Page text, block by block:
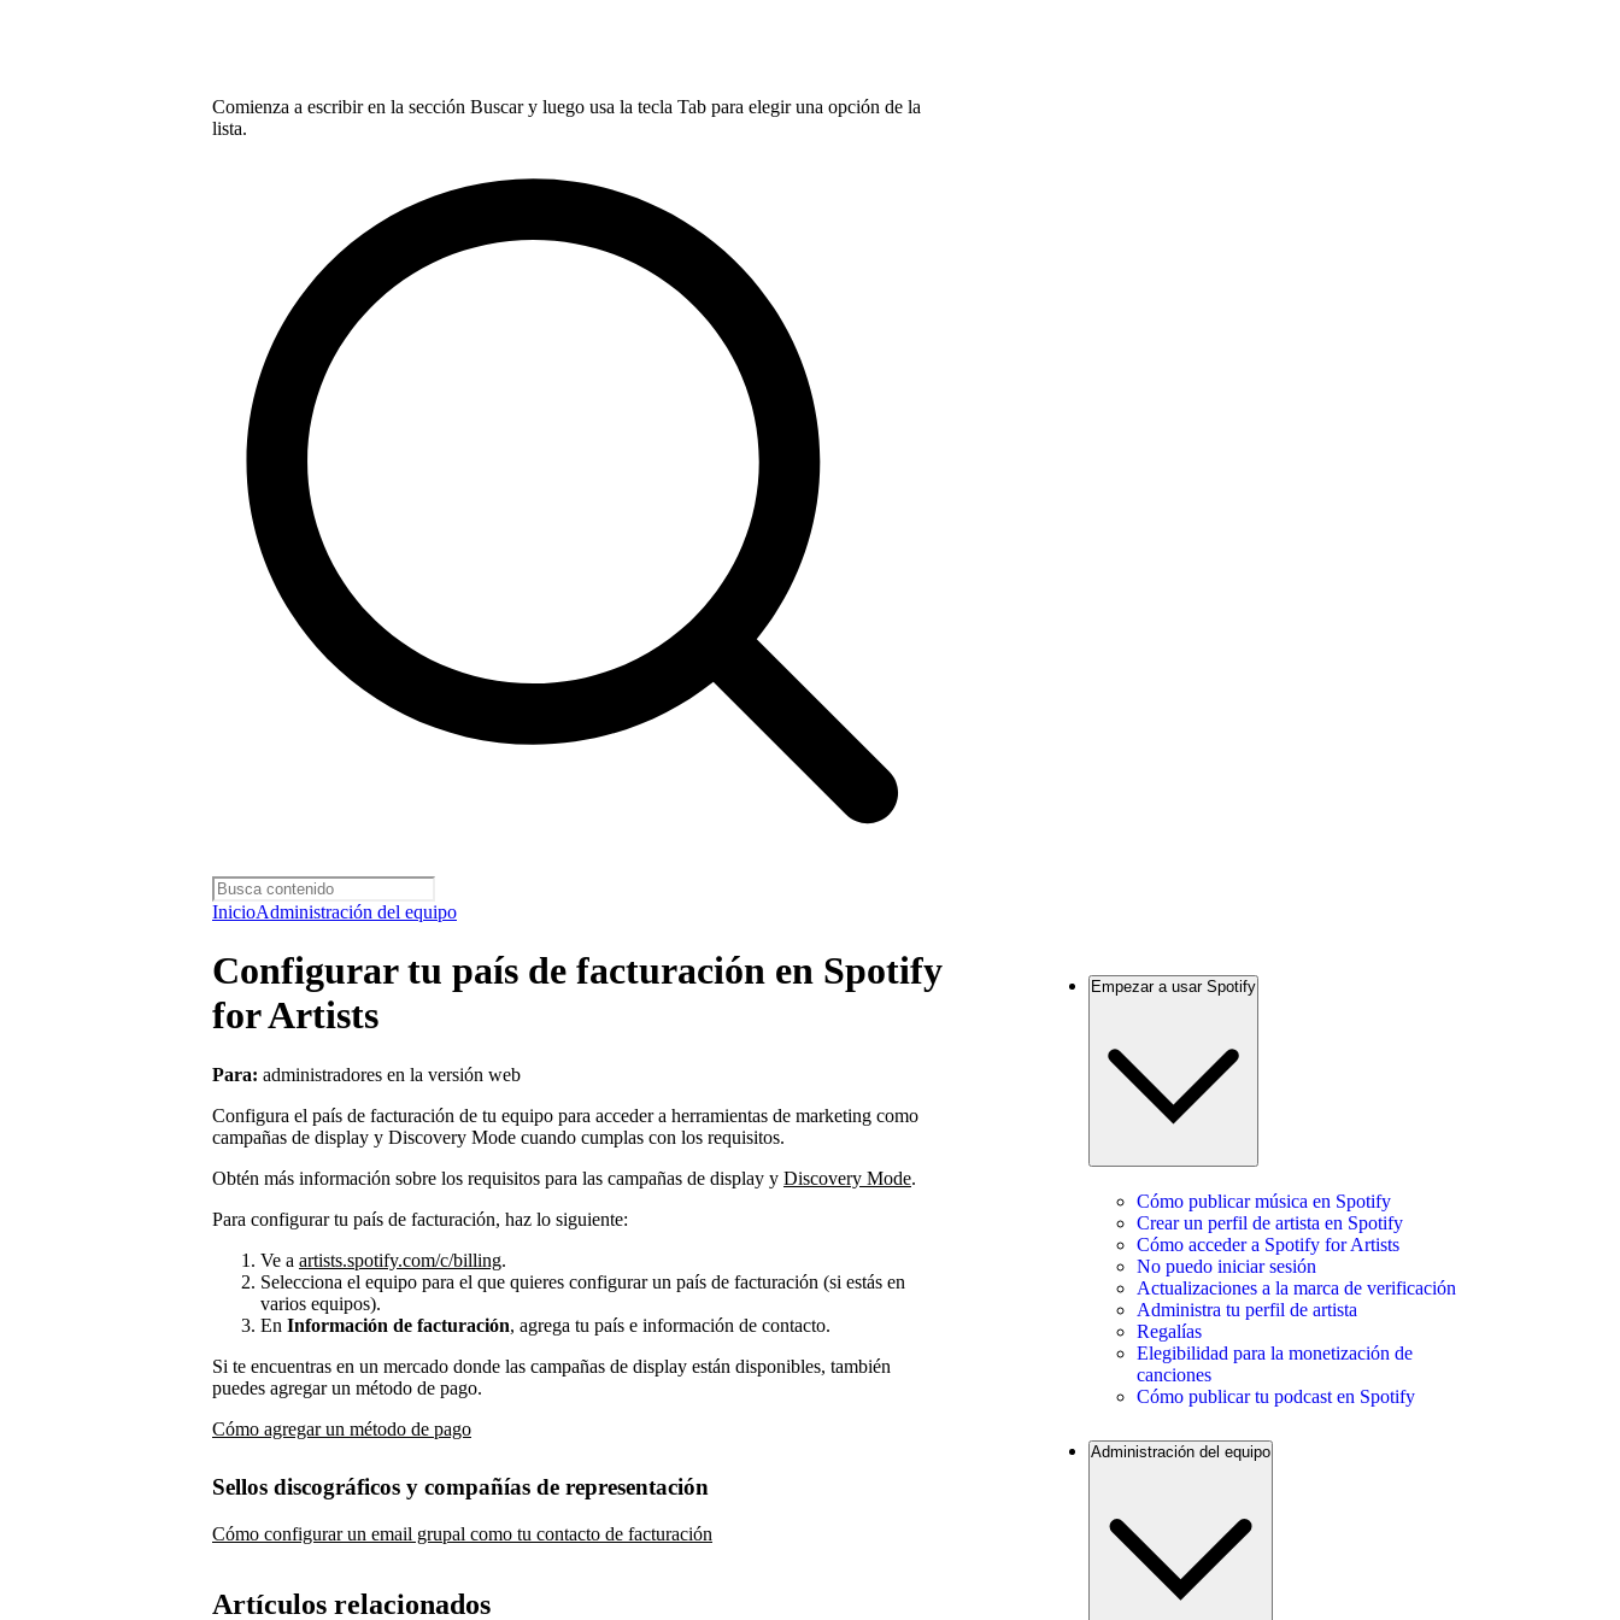
Comienza a escribir en la sección Buscar y luego usa la tecla Tab para elegir una opción de la
lista.
InicioAdministración del equipo
Configurar tu país de facturación en Spotify
for Artists
Para: administradores en la versión web
Configura el país de facturación de tu equipo para acceder a herramientas de marketing como
campañas de display y Discovery Mode cuando cumplas con los requisitos.
Obtén más información sobre los requisitos para las campañas de display y Discovery Mode.
Para configurar tu país de facturación, haz lo siguiente:
Ve a artists.spotify.com/c/billing.
Selecciona el equipo para el que quieres configurar un país de facturación (si estás en
varios equipos).
En Información de facturación, agrega tu país e información de contacto.
Si te encuentras en un mercado donde las campañas de display están disponibles, también
puedes agregar un método de pago.
Cómo agregar un método de pago
Sellos discográficos y compañías de representación
Cómo configurar un email grupal como tu contacto de facturación
Artículos relacionados
Empezar a usar Spotify
Cómo publicar música en Spotify
Crear un perfil de artista en Spotify
Cómo acceder a Spotify for Artists
No puedo iniciar sesión
Actualizaciones a la marca de verificación
Administra tu perfil de artista
Regalías
Elegibilidad para la monetización de
canciones
Cómo publicar tu podcast en Spotify
Administración del equipo